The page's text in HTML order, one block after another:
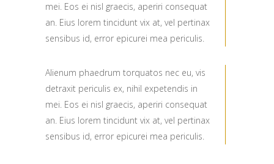
mei. Eos ei nisl graecis, aperiri consequat
an. Eius lorem tincidunt vix at, vel pertinax
sensibus id, error epicurei mea periculis.
Alienum phaedrum torquatos nec eu, vis
detraxit periculis ex, nihil expetendis in
mei. Eos ei nisl graecis, aperiri consequat
an. Eius lorem tincidunt vix at, vel pertinax
sensibus id, error epicurei mea periculis.